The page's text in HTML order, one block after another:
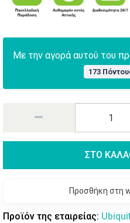
Με την αγορά αυτού του
173
ΣΤΟ
Προσθήκη στη
Προϊόν της εταιρείας: